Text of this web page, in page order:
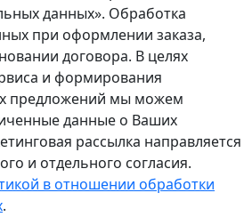
данных». Обработка
при оформлении заказа,
договора. В целях
и формирования
предложений мы можем
данные о Ваших
рассылка направляется
и отдельного согласия.
в отношении обработки
.